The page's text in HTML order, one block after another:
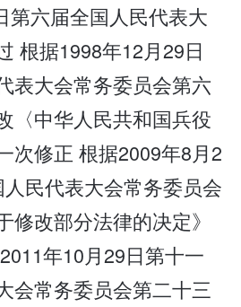
第六届全国人民代表大
根据1998年12月29日
表大会常务委员会第六
〈中华人民共和国兵役
次修正 根据2009年8月2
民代表大会常务委员会
修改部分法律的决定》
年10月29日第十一
会常务委员会第二十三